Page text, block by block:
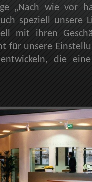
„Nach wie vor
speziell unsere
mit ihren
für unsere
die